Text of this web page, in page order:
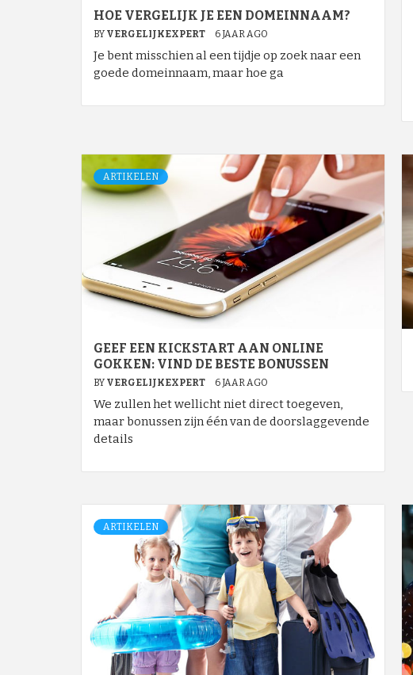
HOE VERGELIJK JE EEN DOMEINNAAM?
BY VERGELIJKEXPERT 6 JAAR AGO
Je bent misschien al een tijdje op zoek naar een
goede domeinnaam, maar hoe ga
ARTIKELEN
GEEF EEN KICKSTART AAN ONLINE
GOKKEN: VIND DE BESTE BONUSSEN
BY VERGELIJKEXPERT 6 JAAR AGO
We zullen het wellicht niet direct toegeven,
maar bonussen zijn één van de doorslaggevende
details
ARTIKELEN